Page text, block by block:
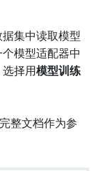
集中读取模型
模型适配器中
择用模型训练
整文档作为参